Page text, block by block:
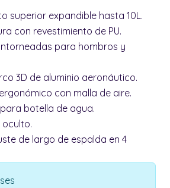
superior expandible hasta 10L.
con revestimiento de PU.
para hombros y
3D de aluminio aeronáutico.
con malla de aire.
botella de agua.
oculto.
de largo de espalda en 4